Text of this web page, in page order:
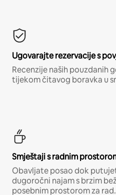
Ugovarajte rezervacije s
Recenzije naših pouzdanih
tijekom čitavog boravka u
Smještaji s radnim
Obavljate posao dok
dugoročni najam s brzim
posebnim prostorom za rad.